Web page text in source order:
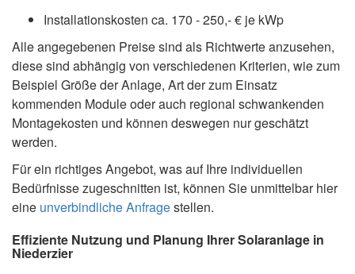
Installationskosten ca. 170 - 250,- € je kWp
Alle angegebenen Preise sind als Richtwerte anzusehen,
diese sind abhängig von verschiedenen Kriterien, wie zum
Beispiel Größe der Anlage, Art der zum Einsatz
kommenden Module oder auch regional schwankenden
Montagekosten und können deswegen nur geschätzt
werden.
Für ein richtiges Angebot, was auf Ihre individuellen
Bedürfnisse zugeschnitten ist, können Sie unmittelbar hier
eine unverbindliche Anfragestellen.
Effiziente Nutzung und Planung Ihrer Solaranlage in
Niederzier